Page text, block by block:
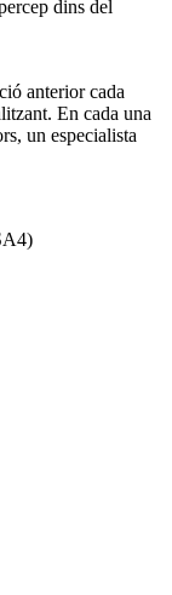
dins del
anterior cada
En cada una
un especialista